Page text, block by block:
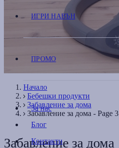
ИГРИ НАВЪН
ПРОМО
За нас
Блог
Контакти
Начало
Бебешки продукти
Забавление за дома
Забавление за дома - Page 3
Забавление за дома